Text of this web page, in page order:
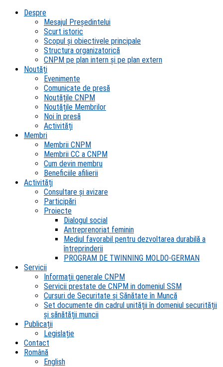
Despre
Mesajul Președintelui
Scurt istoric
Scopul şi obiectivele principale
Structura organizatorică
CNPM pe plan intern şi pe plan extern
Noutăți
Evenimente
Comunicate de presă
Noutățile CNPM
Noutățile Membrilor
Noi în presă
Activități
Membri
Membrii CNPM
Membrii CC a CNPM
Cum devin membru
Beneficiile afilierii
Activități
Consultare și avizare
Participări
Proiecte
Dialogul social
Antreprenoriat feminin
Mediul favorabil pentru dezvoltarea durabilă a
întreprinderii
PROGRAM DE TWINNING MOLDO-GERMAN
Servicii
Informații generale CNPM
Servicii prestate de CNPM in domeniul SSM
Cursuri de Securitate și Sănătate în Muncă
Set documente din cadrul unității în domeniul securității
și sănătății muncii
Publicații
Legislație
Contact
Română
English